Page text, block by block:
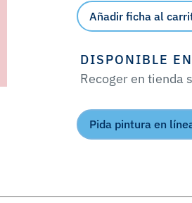
Añadir ficha al
DISPONIBLE
Recoger en tienda
Pida pintura en